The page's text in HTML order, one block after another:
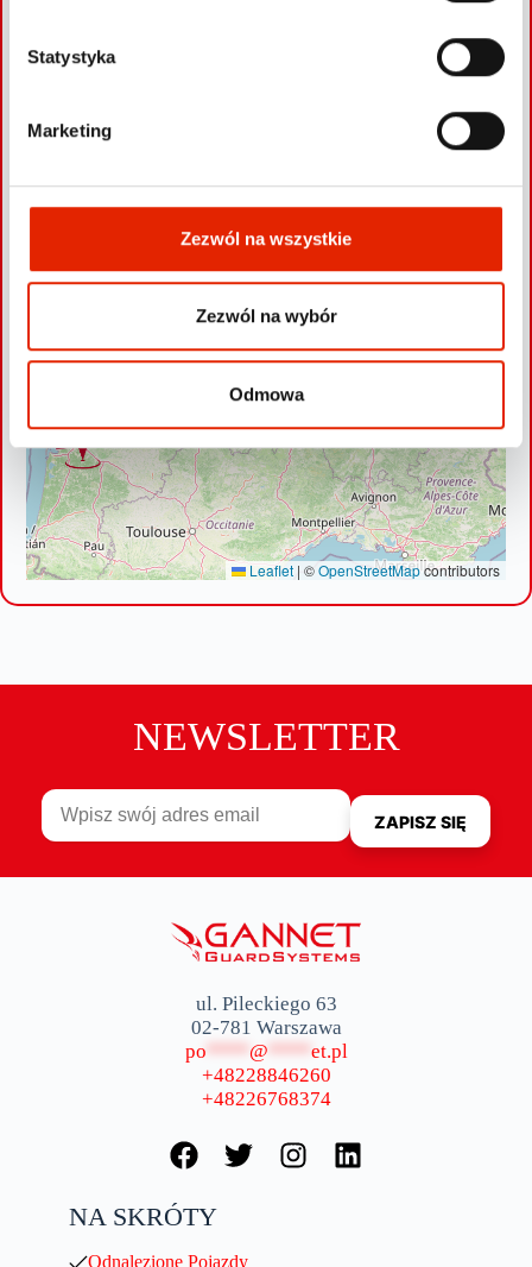
Statystyka
Marketing
Zezwól na wszystkie
Zezwól na wybór
Odmowa
−
Leaflet | ©OpenStreetMapcontributors
NEWSLETTER
ul. Pileckiego 63
02-781 Warszawa
po **** @ **** et.pl
+48228846260
+48226768374
NA SKRÓTY
Odnalezione Pojazdy